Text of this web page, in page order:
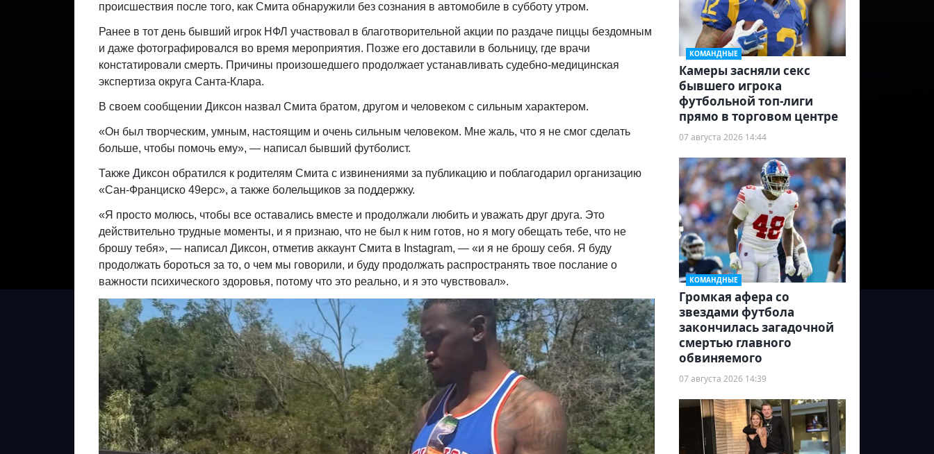
происшествия после того, как Смита обнаружили без сознания в автомобиле в субботу утром.
Ранее в тот день бывший игрок НФЛ участвовал в благотворительной акции по раздаче пиццы бездомным
и даже фотографировался во время мероприятия. Позже его доставили в больницу, где врачи
констатировали смерть. Причины произошедшего продолжает устанавливать судебно-медицинская
экспертиза округа Санта-Клара.
В своем сообщении Диксон назвал Смита братом, другом и человеком с сильным характером.
«Он был творческим, умным, настоящим и очень сильным человеком. Мне жаль, что я не смог сделать
больше, чтобы помочь ему», — написал бывший футболист.
Также Диксон обратился к родителям Смита с извинениями за публикацию и поблагодарил организацию
«Сан-Франциско 49ерс», а также болельщиков за поддержку.
«Я просто молюсь, чтобы все оставались вместе и продолжали любить и уважать друг друга. Это
действительно трудные моменты, и я признаю, что не был к ним готов, но я могу обещать тебе, что не
брошу тебя», — написал Диксон, отметив аккаунт Смита в Instagram, — «и я не брошу себя. Я буду
продолжать бороться за то, о чем мы говорили, и буду продолжать распространять твое послание о
важности психического здоровья, потому что это реально, и я это чувствовал».
КОМАНДНЫЕ
Камеры засняли секс
бывшего игрока
футбольной топ-лиги
прямо в торговом центре
07 августа 2026 14:44
КОМАНДНЫЕ
Громкая афера со
звездами футбола
закончилась загадочной
смертью главного
обвиняемого
07 августа 2026 14:39